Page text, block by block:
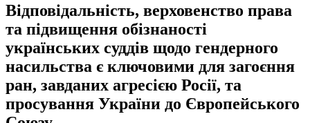
Відповідальність, верховенство права
та підвищення обізнаності
українських суддів щодо гендерного
насильства є ключовими для загоєння
ран, завданих агресією Росії, та
просування України до Європейського